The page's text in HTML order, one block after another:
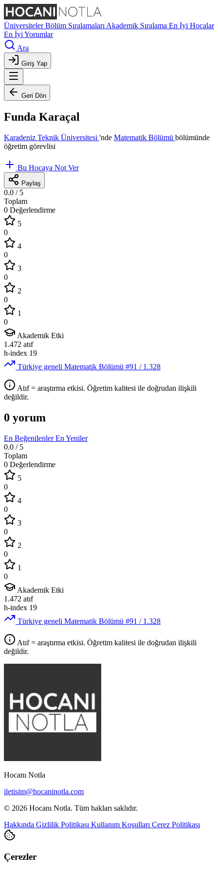
ÜniversitelerBölüm Sıralamaları Akademik Sıralama En İyi Hocalar
En İyi Yorumlar
Ara
Giriş Yap
Geri Dön
Funda Karaçal
Karadeniz Teknik Üniversitesi 'nde Matematik Bölümü bölümünde
öğretim görevlisi
Bu Hocaya Not Ver
Paylaş
0.0 / 5
Toplam
0 Değerlendirme
5
0
4
0
3
0
2
0
1
0
Akademik Etki
1.472 atıf
h-index 19
Türkiye geneli Matematik Bölümü #91 / 1.328
Atıf = araştırma etkisi. Öğretim kalitesi ile doğrudan ilişkili
değildir.
0 yorum
En BeğenilenlerEn Yeniler
0.0 / 5
Toplam
0 Değerlendirme
5
0
4
0
3
0
2
0
1
0
Akademik Etki
1.472 atıf
h-index 19
Türkiye geneli Matematik Bölümü #91 / 1.328
Atıf = araştırma etkisi. Öğretim kalitesi ile doğrudan ilişkili
değildir.
Hocanı Notla
iletisim@hocaninotla.com
© 2026 Hocanı Notla. Tüm hakları saklıdır.
Hakkında Gizlilik Politikası Kullanım Koşulları Çerez Politikası
Çerezler